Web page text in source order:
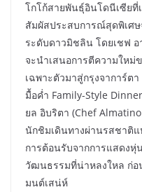
โกโก้สายพันธุ์อินโดนีเซีย
สัมผัสประสบการณ์สุดพิเศษ
ระดับดาวมิชลิน โดยเชฟ อ
จะนำเสนอการตีความให
เฉพาะตัวมาสู่กรุงจาการ์ต
มื้อค่ำ Family-Style
ยล อิบริตา (Chef
นักชิมเดินทางผ่านรสชาติแ
การต้อนรับจากการแสดงหุ่
วัฒนธรรมที่น่าหลงใหล ก่อ
มนต์เสน่ห์